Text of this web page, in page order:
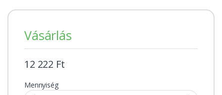
Vásárlás
12 222 Ft
Mennyiség